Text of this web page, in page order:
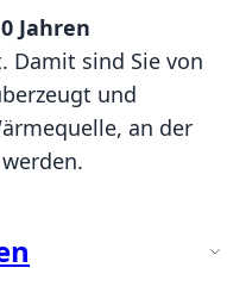
Jahren
Damit sind Sie von
und
an der